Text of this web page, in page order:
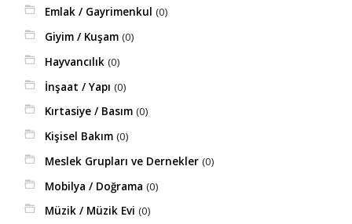
Emlak / Gayrimenkul(0)
Giyim / Kuşam(0)
Hayvancılık(0)
İnşaat / Yapı(0)
Kırtasiye / Basım(0)
Kişisel Bakım(0)
Meslek Grupları ve Dernekler(0)
Mobilya / Doğrama(0)
Müzik / Müzik Evi(0)